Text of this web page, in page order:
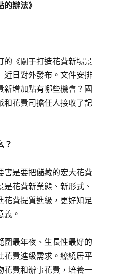
辦法》
的《關于打造花費新場景
近日對外發布。文件安排
新增加點有哪些機會？國
和花費司擔任人接收了記
？
害是要把儲藏的宏大花費
花費新業態、新形式、
花費提質進級，更好知足
義。
圍最年夜、生長性最好的
花費進級需求。繚繞居平
花費和辦事花費，培養一